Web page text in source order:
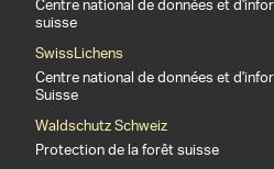
suisse
SwissLichens
Centre national de données et
Suisse
Waldschutz Schweiz
Protection de la forêt suisse